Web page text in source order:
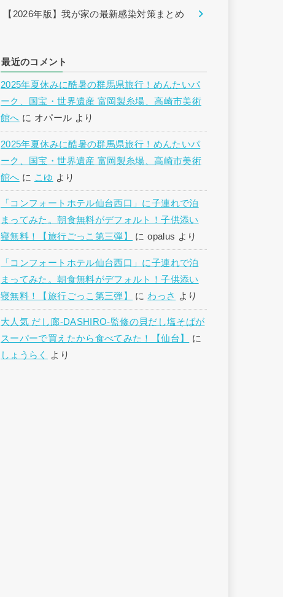
【2026年版】我が家の最新感染対策まとめ
最近のコメント
2025年夏休みに酷暑の群馬県旅行！めんたいパ
ーク、国宝・世界遺産 富岡製糸場、高崎市美術
館へ に オパール より
2025年夏休みに酷暑の群馬県旅行！めんたいパ
ーク、国宝・世界遺産 富岡製糸場、高崎市美術
館へ に こゆ より
「コンフォートホテル仙台西口」に子連れで泊
まってみた。朝食無料がデフォルト！子供添い
寝無料！【旅行ごっこ第三弾】
にopalus より
「コンフォートホテル仙台西口」に子連れで泊
まってみた。朝食無料がデフォルト！子供添い
寝無料！【旅行ごっこ第三弾】
に わっさ より
大人気 だし廊-DASHIRO-監修の貝だし塩そばが
スーパーで買えたから食べてみた！【仙台】
に
しょうらく
より